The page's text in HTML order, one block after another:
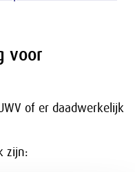
voor
of er daadwerkelijk
zijn: